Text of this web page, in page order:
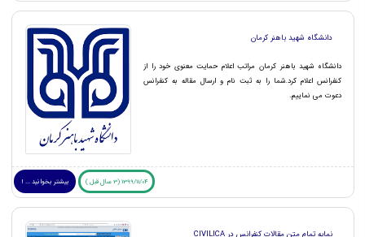
دانشگاه شهید باهنر کرمان
دانشگاه شهید باهنر کرمان مراتب اعلام حمایت معنوی خود را از
کنفرانس اعلام کرد.شما را به ثبت نام و ارسال مقاله به کنفرانس
دعوت می نماییم.
1399/11/04 (3 سال قبل ) بیشتر بخوانید ... !
نمایه تمام متن مقالات کنفرانس در CIVILICA